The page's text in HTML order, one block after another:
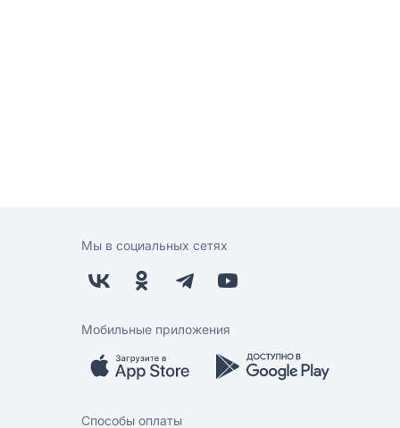
Мы в социальных сетях
Мобильные приложения
Способы оплаты